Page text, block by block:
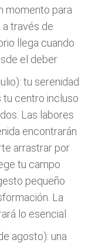
momento para
través de
llega cuando
el deber
tu serenidad
tu centro incluso
Las labores
encontrarán
arrastrar por
tu campo
pequeño
La
lo esencial
agosto): una